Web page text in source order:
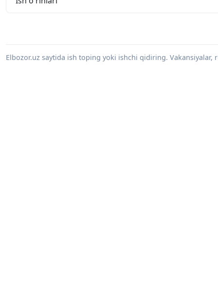
Elbozor.uz saytida ish toping yoki ishchi qidiring.